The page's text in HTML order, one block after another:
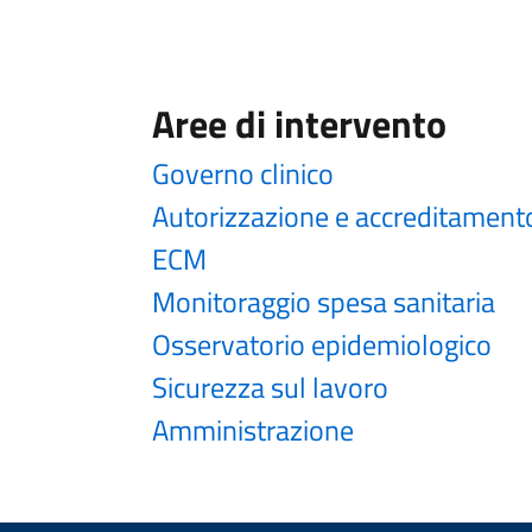
Aree di intervento
Governo clinico
Autorizzazione e
ECM
Monitoraggio spesa sanitaria
Osservatorio epidemiologico
Sicurezza sul lavoro
Amministrazione